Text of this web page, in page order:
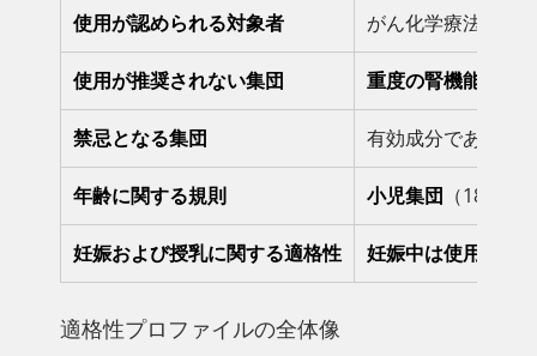
使用が認められる対象者 がん化学療法に伴
使用が推奨されない集団 重度の腎機能障害
禁忌となる集団 有効成分であるネ
年齢に関する規則 小児集団 （18歳
妊娠および授乳に関する適格性 妊娠中は使用でき
適格性プロファイルの全体像